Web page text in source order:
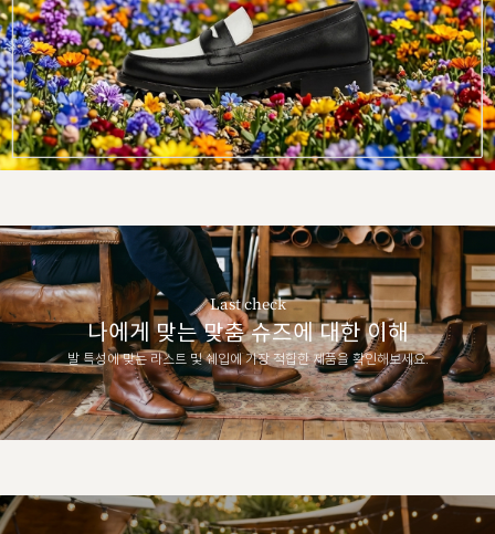
Last check
나에게 맞는 맞춤 슈즈에 대한 이해
발 특성에 맞는 라스트 및 쉐입에 가장 적합한 제품을 확인해보세요.